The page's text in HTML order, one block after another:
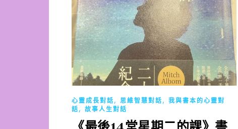
心靈成長對話, 思維智慧對話, 我與書本的心靈對
話, 故事人生對話